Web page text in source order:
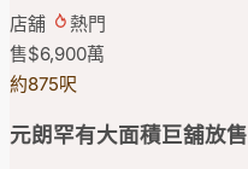
店舖
熱門
售$6,900萬
約875呎
元朗罕有大面積巨舖放售